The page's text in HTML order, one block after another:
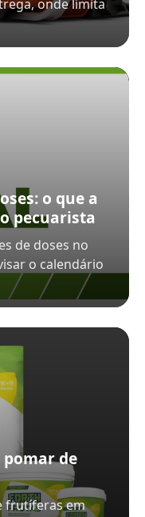
onde limita
o que a
pecuarista
de doses no
o calendário
pomar de
frutíferas em